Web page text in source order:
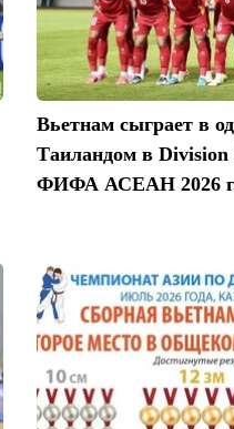
Вьетнам сыграет в
Таиландом в Division
ФИФА АСЕАН 2026